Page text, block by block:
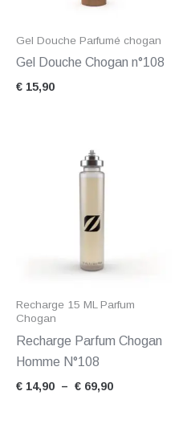
Gel Douche Parfumé chogan
Gel Douche Chogan n°108
€ 15,90
Recharge 15 ML Parfum
Chogan
Recharge Parfum Chogan
Homme N°108
€ 14,90 – € 69,90